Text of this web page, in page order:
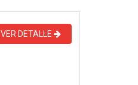
VER DETALLE